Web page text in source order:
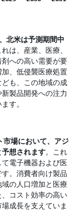
北米は予測期間中
れは、産業、医療、
への高い需要が要
、低侵襲医療処置
も、この地域の成
製品開発への注力
す。
場において、アジ
想されます。これ
電子機器および医
。消費者向け製品
の人口増加と医療
コスト効率の高い
成長を支えていま